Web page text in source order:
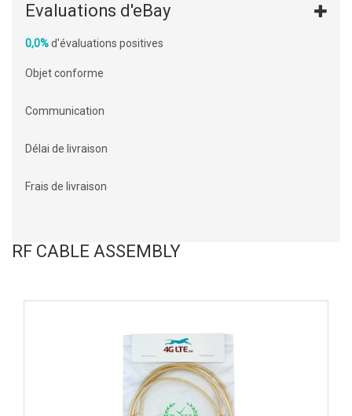
Evaluations d'eBay
0,0%d'évaluations positives
Objet conforme
Communication
Délai de livraison
Frais de livraison
RF CABLE ASSEMBLY